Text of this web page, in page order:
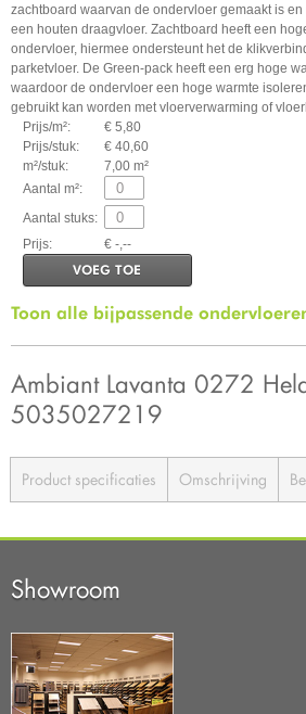
zachtboard waarvan de ondervloer gemaakt is
een houten draagvloer. Zachtboard heeft een
ondervloer, hiermee ondersteunt het de
parketvloer. De Green-pack heeft een erg hoge
waardoor de ondervloer een hoge warmte
gebruikt kan worden met vloerverwarming of
Prijs/m²:
€ 5,80
Prijs/stuk:
€ 40,60
m²/stuk:
7,00 m²
Aantal m²:
Aantal stuks:
Prijs:
€ -,--
VOEG TOE
Toon alle bijpassende
Ambiant Lavanta 0272
5035027219
Product specificaties Omschrijving
Showroom